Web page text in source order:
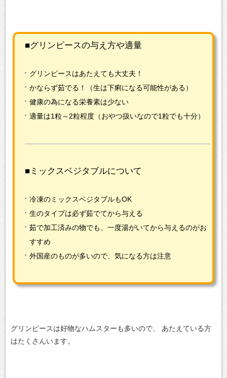
■グリンピースの与え方や適量
グリンピースはあたえても大丈夫！
かならず茹でる！（生は下痢になる可能性がある）
健康の為になる栄養素は少ない
適量は1粒～2粒程度（おやつ扱いなので1粒でも十分）
■ミックスベジタブルについて
冷凍のミックスベジタブルもOK
生のタイプは必ず茹でてから与える
茹で加工済みの物でも、一度湯がいてから与えるのがお
すすめ
外国産のものが多いので、気になる方は注意
グリンピースは好物なハムスターも多いので、
あたえている方
はたくさんいます。